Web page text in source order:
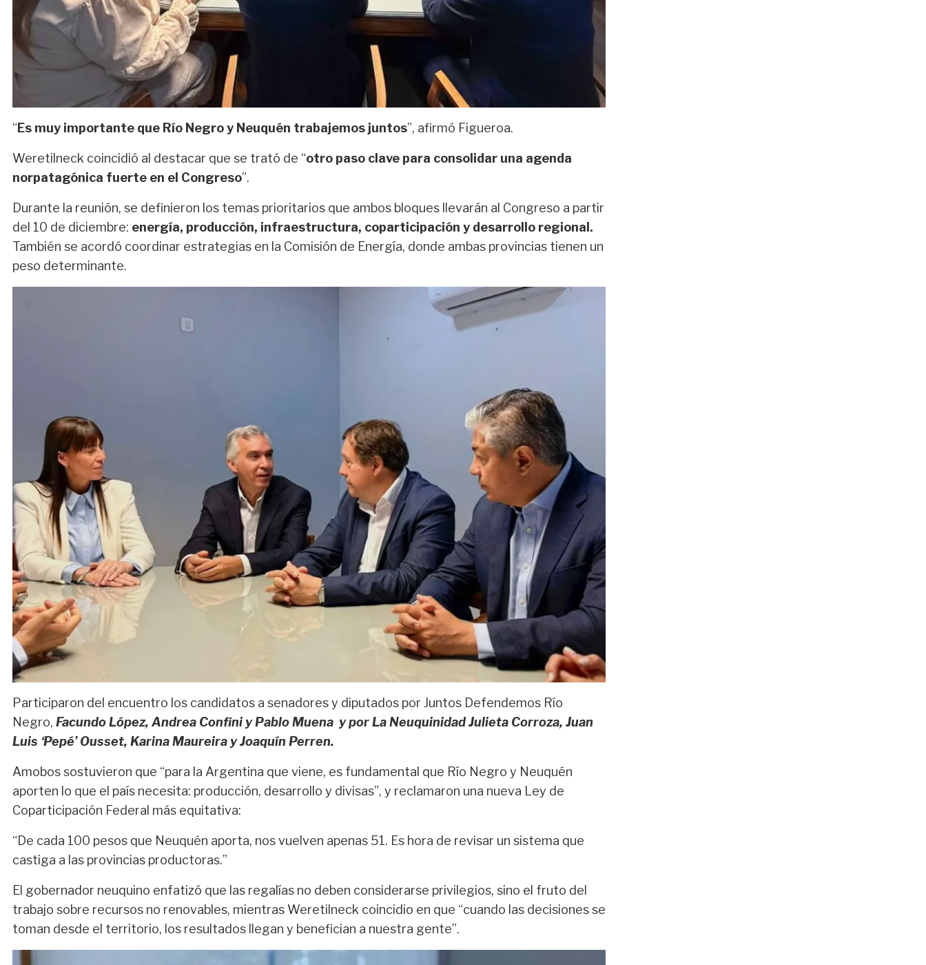
“Es muy importante que Río Negro y Neuquén trabajemos juntos”, afirmó Figueroa.
Weretilneck coincidió al destacar que se trató de “otro paso clave para consolidar una agenda
norpatagónica fuerte en el Congreso”.
Durante la reunión, se definieron los temas prioritarios que ambos bloques llevarán al Congreso a partir
del 10 de diciembre: energía, producción, infraestructura, coparticipación y desarrollo regional.
También se acordó coordinar estrategias en la Comisión de Energía, donde ambas provincias tienen un
peso determinante.
Participaron del encuentro los candidatos a senadores y diputados por Juntos Defendemos Río
Negro, Facundo López, Andrea Confini y Pablo Muena yporLa NeuquinidadJulieta Corroza, Juan
Luis ‘Pepé’ Ousset, Karina Maureira y Joaquín Perren.
Amobos sostuvieron que “para la Argentina que viene, es fundamental que Río Negro y Neuquén
aporten lo que el país necesita: producción, desarrollo y divisas”, y reclamaron una nueva Ley de
Coparticipación Federal más equitativa:
“De cada 100 pesos que Neuquén aporta, nos vuelven apenas 51. Es hora de revisar un sistema que
castiga a las provincias productoras.”
El gobernador neuquino enfatizó que las regalías no deben considerarse privilegios, sino el fruto del
trabajo sobre recursos no renovables, mientras Weretilneck coincidio en que “cuando las decisiones se
toman desde el territorio, los resultados llegan y benefician a nuestra gente”.